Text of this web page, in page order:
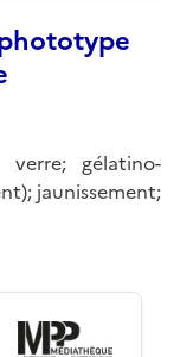
gélatino-
jaunissement;